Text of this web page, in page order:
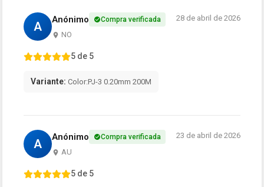
A Anónimo Compra verificada
NO
28 de abril de 2026
5 de 5
Variante: Color:PJ-3 0.20mm 200M
A Anónimo Compra verificada
AU
23 de abril de 2026
5 de 5